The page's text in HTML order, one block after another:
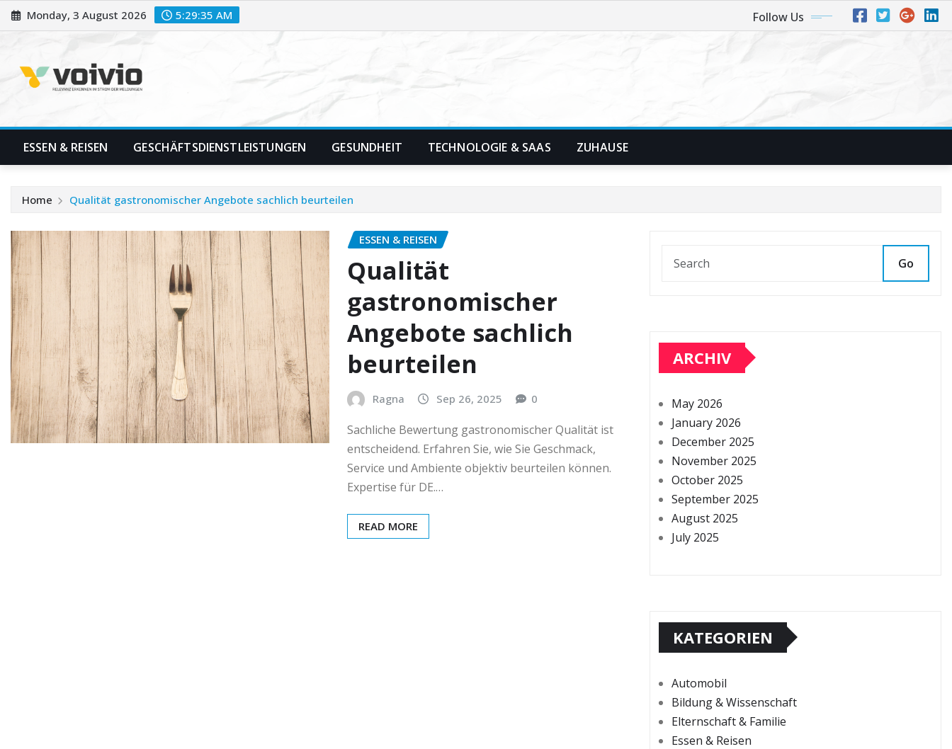
Skip
to
Monday, 3 August 2026 5:29:35 AM Follow Us
ESSEN & REISEN GESCHÄFTSDIENSTLEISTUNGEN GESUNDHEIT TECHNOLOGIE & SAAS ZUHAUSE
Home Qualität gastronomischer Angebote sachlich beurteilen
ESSEN & REISEN
Qualität
gastronomischer
Angebote sachlich
beurteilen
Ragna Sep 26, 2025 0
Sachliche Bewertung gastronomischer Qualität ist
entscheidend. Erfahren Sie, wie Sie Geschmack,
Service und Ambiente objektiv beurteilen können.
Expertise für DE.…
READ MORE
Go
ARCHIV
May 2026
January 2026
December 2025
November 2025
October 2025
September 2025
August 2025
July 2025
KATEGORIEN
Automobil
Bildung & Wissenschaft
Elternschaft & Familie
Essen & Reisen